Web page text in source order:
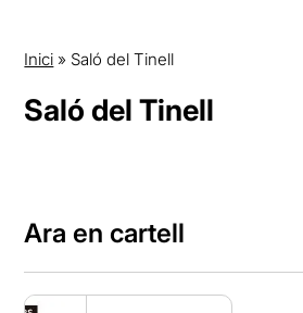
Inici » Saló del Tinell
Saló del Tinell
Ara en cartell